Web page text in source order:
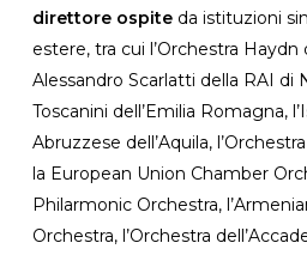
direttore ospiteda istituzioni
estere, tra cui l’Orchestra Haydn
Alessandro Scarlatti della RAI di
Toscanini dell’Emilia Romagna,
Abruzzese dell’Aquila,
la European Union Chamber
Philarmonic Orchestra,
Orchestra, l’Orchestra